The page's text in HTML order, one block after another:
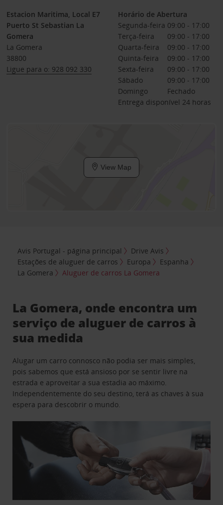
Estacion Maritima, Local E7
Puerto St Sebastian La
Gomera
La Gomera
38800
Ligue para o: 928 092 330
Horário de Abertura
Segunda-feira 09:00 - 17:00
Terça-feira
09:00 - 17:00
Quarta-feira
09:00 - 17:00
Quinta-feira
09:00 - 17:00
Sexta-feira
09:00 - 17:00
Sábado
09:00 - 17:00
Domingo
Fechado
Entrega disponível 24 horas
View Map
Avis Portugal - página principal
Drive Avis
Estações de aluguer de carros
Europa
Espanha
La Gomera
Aluguer de carros La Gomera
La Gomera, onde encontra um
serviço de aluguer de carros à
sua medida
Alugar um carro connosco não podia ser mais simples,
pois sabemos que está ansioso por se sentir livre na
estrada e aproveitar a sua estadia ao máximo.
Independentemente do seu destino, terá as chaves à sua
espera para descobrir o mundo.